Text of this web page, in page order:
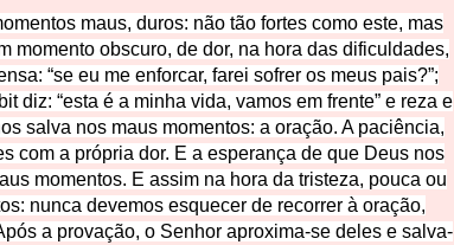
maus, duros: não tão fortes como este, mas
momento obscuro, de dor, na hora das dificuldades,
“se eu me enforcar, farei sofrer os meus pais?”;
diz: “esta é a minha vida, vamos em frente” e reza e
salva nos maus momentos: a oração. A paciência,
com a própria dor. E a esperança de que Deus nos
momentos. E assim na hora da tristeza, pouca ou
nunca devemos esquecer de recorrer à oração,
a provação, o Senhor aproxima-se deles e salva-